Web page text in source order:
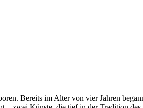
Bereits im Alter von vier Jahren